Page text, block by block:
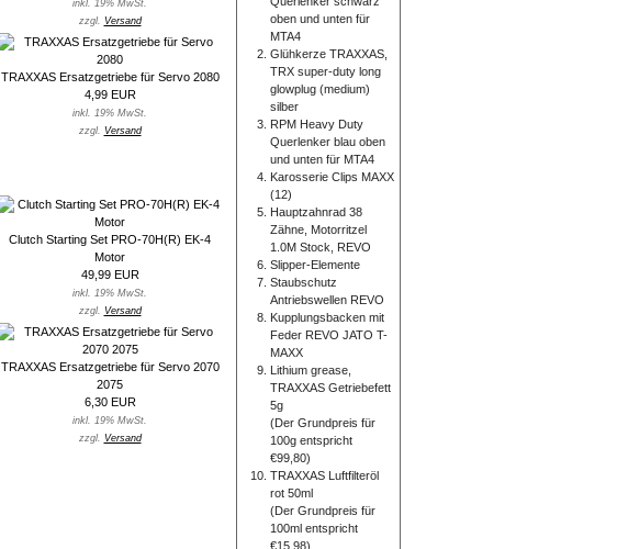
inkl. 19% MwSt.
zzgl. Versand
TRAXXAS Ersatzgetriebe für Servo 2080
4,99 EUR
inkl. 19% MwSt.
zzgl. Versand
Clutch Starting Set PRO-70H(R) EK-4
Motor
49,99 EUR
inkl. 19% MwSt.
zzgl. Versand
TRAXXAS Ersatzgetriebe für Servo 2070
2075
6,30 EUR
inkl. 19% MwSt.
zzgl. Versand
oben und unten für
MTA4
Glühkerze TRAXXAS,
TRX super-duty long
glowplug (medium)
silber
RPM Heavy Duty
Querlenker blau oben
und unten für MTA4
Karosserie Clips MAXX
(12)
Hauptzahnrad 38
Zähne, Motorritzel
1.0M Stock, REVO
Slipper-Elemente
Staubschutz
Antriebswellen REVO
Kupplungsbacken mit
Feder REVO JATO T-
MAXX
Lithium grease,
TRAXXAS Getriebefett
5g
(Der Grundpreis für
100g entspricht
€99,80)
TRAXXAS Luftfilteröl
rot 50ml
(Der Grundpreis für
100ml entspricht
€15,98)